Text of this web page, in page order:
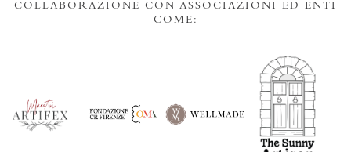
COLLABORAZIONE CON ASSOCIAZIONI ED ENTI
COME: